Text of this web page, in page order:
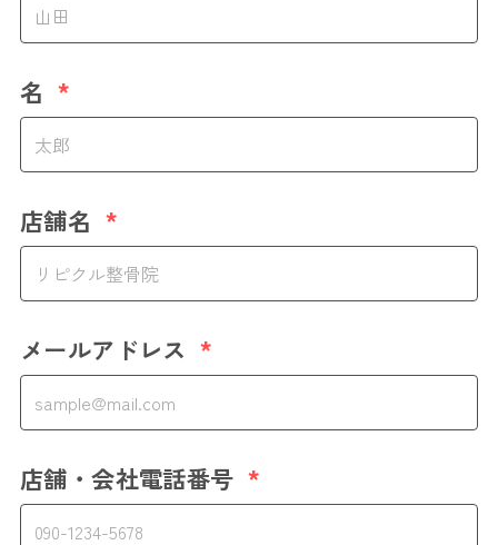
名 *
店舗名 *
メールアドレス *
店舗・会社電話番号 *